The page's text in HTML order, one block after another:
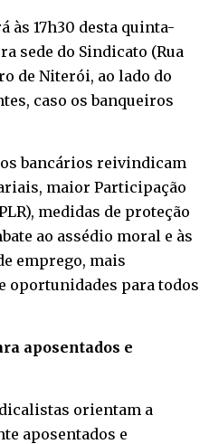
às 17h30 desta quinta-
sede do Sindicato (Rua
de Niterói, ao lado do
caso os banqueiros
os bancários reivindicam
maior Participação
medidas de proteção
ao assédio moral e às
emprego, mais
oportunidades para todos
aposentados e
orientam a
aposentados e